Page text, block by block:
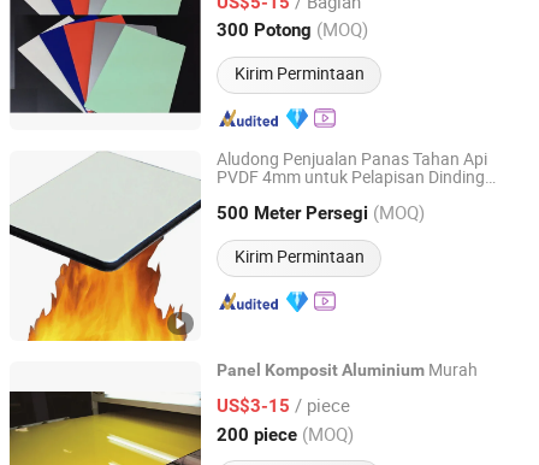
300 Potong (MOQ)
Kirim Permintaan
Henan, China Harga mulai 2017
Aludong Penjualan Panas Tahan Api
PVDF 4mm untuk Pelapisan Dinding
500 Meter Persegi (MOQ)
Kirim Permintaan
Henan Jixiang Industry Co., Ltd.
Henan, China Harga mulai 2017
Panel KompositAluminium Murah
US$3-15 / piece
200 piece (MOQ)
Henan Jixiang Industry Co., Ltd.
Henan, China Harga mulai 2017